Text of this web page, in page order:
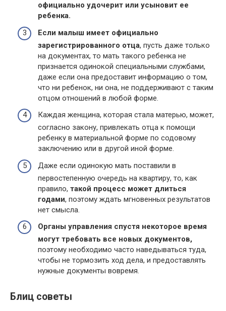
официально удочерит или усыновит ее
ребенка.
Если малыш имеет официально
зарегистрированного отца, пусть даже только
на документах, то мать такого ребенка не
признается одинокой специальными службами,
даже если она предоставит информацию о том,
что ни ребенок, ни она, не поддерживают с таким
отцом отношений в любой форме.
Каждая женщина, которая стала матерью, может,
согласно закону, привлекать отца к помощи
ребенку в материальной форме по содовому
заключению или в другой иной форме.
Даже если одинокую мать поставили в
первостепенную очередь на квартиру, то, как
правило, такой процесс может длиться
годами, поэтому ждать мгновенных результатов
нет смысла.
Органы управления спустя некоторое время
могут требовать все новых документов,
поэтому необходимо часто наведываться туда,
чтобы не тормозить ход дела, и предоставлять
нужные документы вовремя.
Блиц советы